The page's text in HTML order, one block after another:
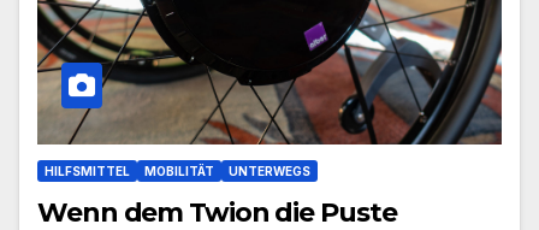
HILFSMITTEL MOBILITÄT UNTERWEGS
Wenn dem Twion die Puste